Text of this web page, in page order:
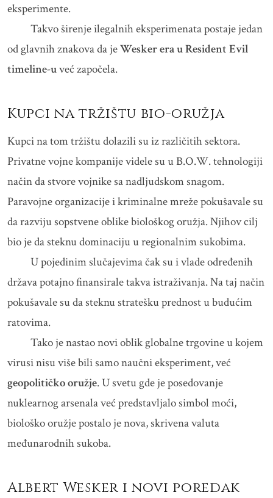
eksperimente.
Takvo širenje ilegalnih eksperimenata postaje jedan
od glavnih znakova da jeWesker era u Resident Evil
timeline-uveć započela.
Kupci na tržištu bio-oružja
Kupci na tom tržištu dolazili su iz različitih sektora.
Privatne vojne kompanije videle su u B.O.W. tehnologiji
način da stvore vojnike sa nadljudskom snagom.
Paravojne organizacije i kriminalne mreže pokušavale su
da razviju sopstvene oblike biološkog oružja. Njihov cilj
bio je da steknu dominaciju u regionalnim sukobima.
U pojedinim slučajevima čak su i vlade određenih
država potajno finansirale takva istraživanja. Na taj način
pokušavale su da steknu stratešku prednost u budućim
ratovima.
Tako je nastao novi oblik globalne trgovine u kojem
virusi nisu više bili samo naučni eksperiment, već
geopolitičko oružje. U svetu gde je posedovanje
nuklearnog arsenala već predstavljalo simbol moći,
biološko oružje postalo je nova, skrivena valuta
međunarodnih sukoba.
Albert Wesker i novi poredak